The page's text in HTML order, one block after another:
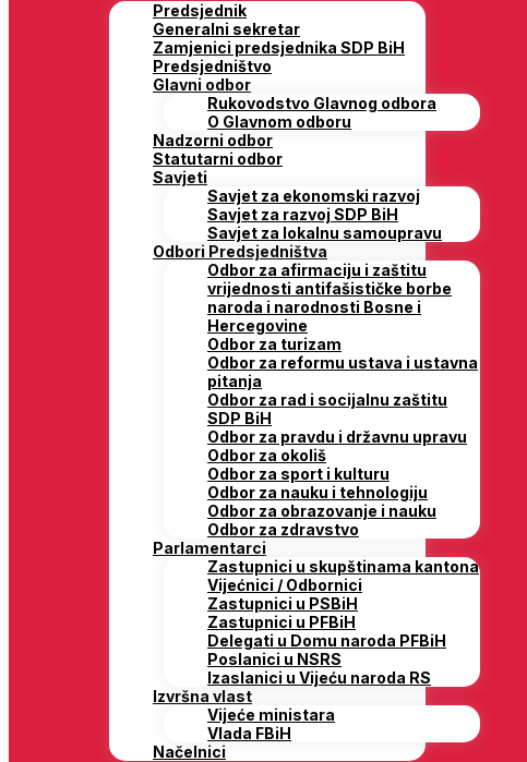
Predsjednik
Generalni sekretar
Zamjenici predsjednika SDP BiH
Predsjedništvo
Glavni odbor
Rukovodstvo Glavnog odbora
O Glavnom odboru
Nadzorni odbor
Statutarni odbor
Savjeti
Savjet za ekonomski razvoj
Savjet za razvoj SDP BiH
Savjet za lokalnu samoupravu
Odbori Predsjedništva
Odbor za afirmaciju i zaštitu
vrijednosti antifašističke borbe
naroda i narodnosti Bosne i
Hercegovine
Odbor za turizam
Odbor za reformu ustava i ustavna
pitanja
Odbor za rad i socijalnu zaštitu
SDP BiH
Odbor za pravdu i državnu upravu
Odbor za okoliš
Odbor za sport i kulturu
Odbor za nauku i tehnologiju
Odbor za obrazovanje i nauku
Odbor za zdravstvo
Parlamentarci
Zastupnici u skupštinama kantona
Vijećnici / Odbornici
Zastupnici u PSBiH
Zastupnici u PFBiH
Delegati u Domu naroda PFBiH
Poslanici u NSRS
Izaslanici u Vijeću naroda RS
Izvršna vlast
Vijeće ministara
Vlada FBiH
Načelnici